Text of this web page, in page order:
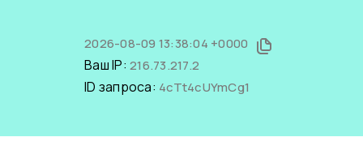
2026-08-09 13:38:04 +0000
Ваш IP: 216.73.217.2
ID запроса: 4cTt4cUYmCg1